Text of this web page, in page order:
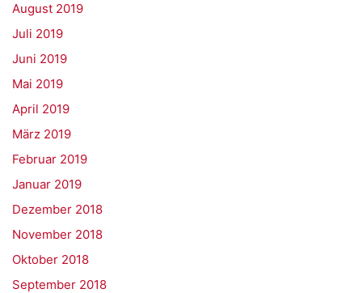
August 2019
Juli 2019
Juni 2019
Mai 2019
April 2019
März 2019
Februar 2019
Januar 2019
Dezember 2018
November 2018
Oktober 2018
September 2018